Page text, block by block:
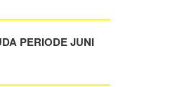
PERIODE JUNI